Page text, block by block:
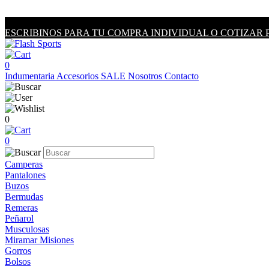
ESCRIBINOS PARA TU COMPRA INDIVIDUAL O COTIZAR
0
Indumentaria Accesorios SALE Nosotros Contacto
0
0
Camperas
Pantalones
Buzos
Bermudas
Remeras
Peñarol
Musculosas
Miramar Misiones
Gorros
Bolsos